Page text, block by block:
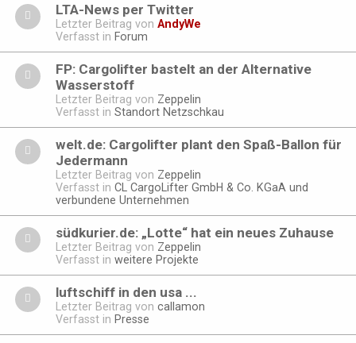
LTA-News per Twitter
Letzter Beitrag von AndyWe
Verfasst in Forum
FP: Cargolifter bastelt an der Alternative
Wasserstoff
Letzter Beitrag von Zeppelin
Verfasst in Standort Netzschkau
welt.de: Cargolifter plant den Spaß-Ballon für
Jedermann
Letzter Beitrag von Zeppelin
Verfasst in CL CargoLifter GmbH & Co. KGaA und
verbundene Unternehmen
südkurier.de: „Lotte“ hat ein neues Zuhause
Letzter Beitrag von Zeppelin
Verfasst in weitere Projekte
luftschiff in den usa ...
Letzter Beitrag von callamon
Verfasst in Presse